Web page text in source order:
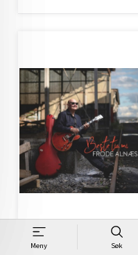
Meny Søk
(LP) FRODE ALNÆS - BESTE